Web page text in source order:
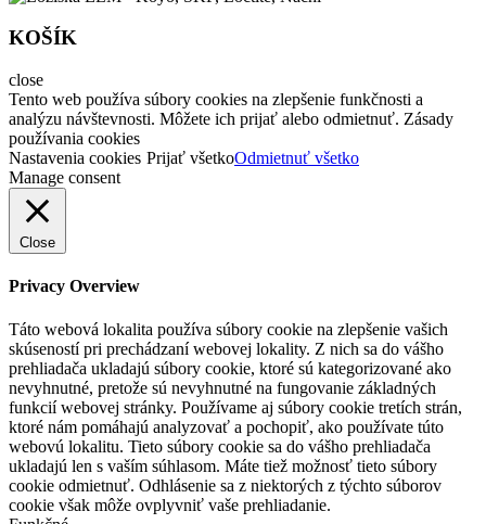
KOŠÍK
close
Tento web používa súbory cookies na zlepšenie funkčnosti a
analýzu návštevnosti. Môžete ich prijať alebo odmietnuť. Zásady
používania cookies
Nastavenia cookies Prijať všetkoOdmietnuť všetko
Manage consent
Close
Privacy Overview
Táto webová lokalita používa súbory cookie na zlepšenie vašich
skúseností pri prechádzaní webovej lokality. Z nich sa do vášho
prehliadača ukladajú súbory cookie, ktoré sú kategorizované ako
nevyhnutné, pretože sú nevyhnutné na fungovanie základných
funkcií webovej stránky. Používame aj súbory cookie tretích strán,
ktoré nám pomáhajú analyzovať a pochopiť, ako používate túto
webovú lokalitu. Tieto súbory cookie sa do vášho prehliadača
ukladajú len s vaším súhlasom. Máte tiež možnosť tieto súbory
cookie odmietnuť. Odhlásenie sa z niektorých z týchto súborov
cookie však môže ovplyvniť vaše prehliadanie.